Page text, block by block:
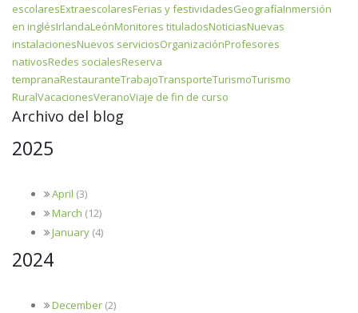
escolaresExtraescolaresFerias y festividadesGeografíaInmersión
en inglésIrlandaLeónMonitores tituladosNoticiasNuevas
instalacionesNuevos serviciosOrganizaciónProfesores
nativosRedes socialesReserva
tempranaRestauranteTrabajoTransporteTurismoTurismo
RuralVacacionesVeranoViaje de fin de curso
Archivo del blog
2025
April (3)
March (12)
January (4)
2024
December (2)